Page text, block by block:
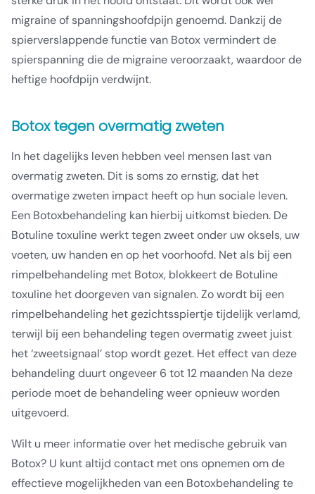
migraine of spanningshoofdpijn genoemd. Dankzij de
spierverslappende functie van Botox vermindert de
spierspanning die de migraine veroorzaakt, waardoor de
heftige hoofdpijn verdwijnt.
Botox tegen overmatig zweten
In het dagelijks leven hebben veel mensen last van
overmatig zweten. Dit is soms zo ernstig, dat het
overmatige zweten impact heeft op hun sociale leven.
Een Botoxbehandeling kan hierbij uitkomst bieden. De
Botuline toxuline werkt tegen zweet onder uw oksels, uw
voeten, uw handen en op het voorhoofd. Net als bij een
rimpelbehandeling met Botox, blokkeert de Botuline
toxuline het doorgeven van signalen. Zo wordt bij een
rimpelbehandeling het gezichtsspiertje tijdelijk verlamd,
terwijl bij een behandeling tegen overmatig zweet juist
het ‘zweetsignaal’ stop wordt gezet. Het effect van deze
behandeling duurt ongeveer 6 tot 12 maanden Na deze
periode moet de behandeling weer opnieuw worden
uitgevoerd.
Wilt u meer informatie over het medische gebruik van
Botox? U kunt altijd contact met ons opnemen om de
effectieve mogelijkheden van een Botoxbehandeling te